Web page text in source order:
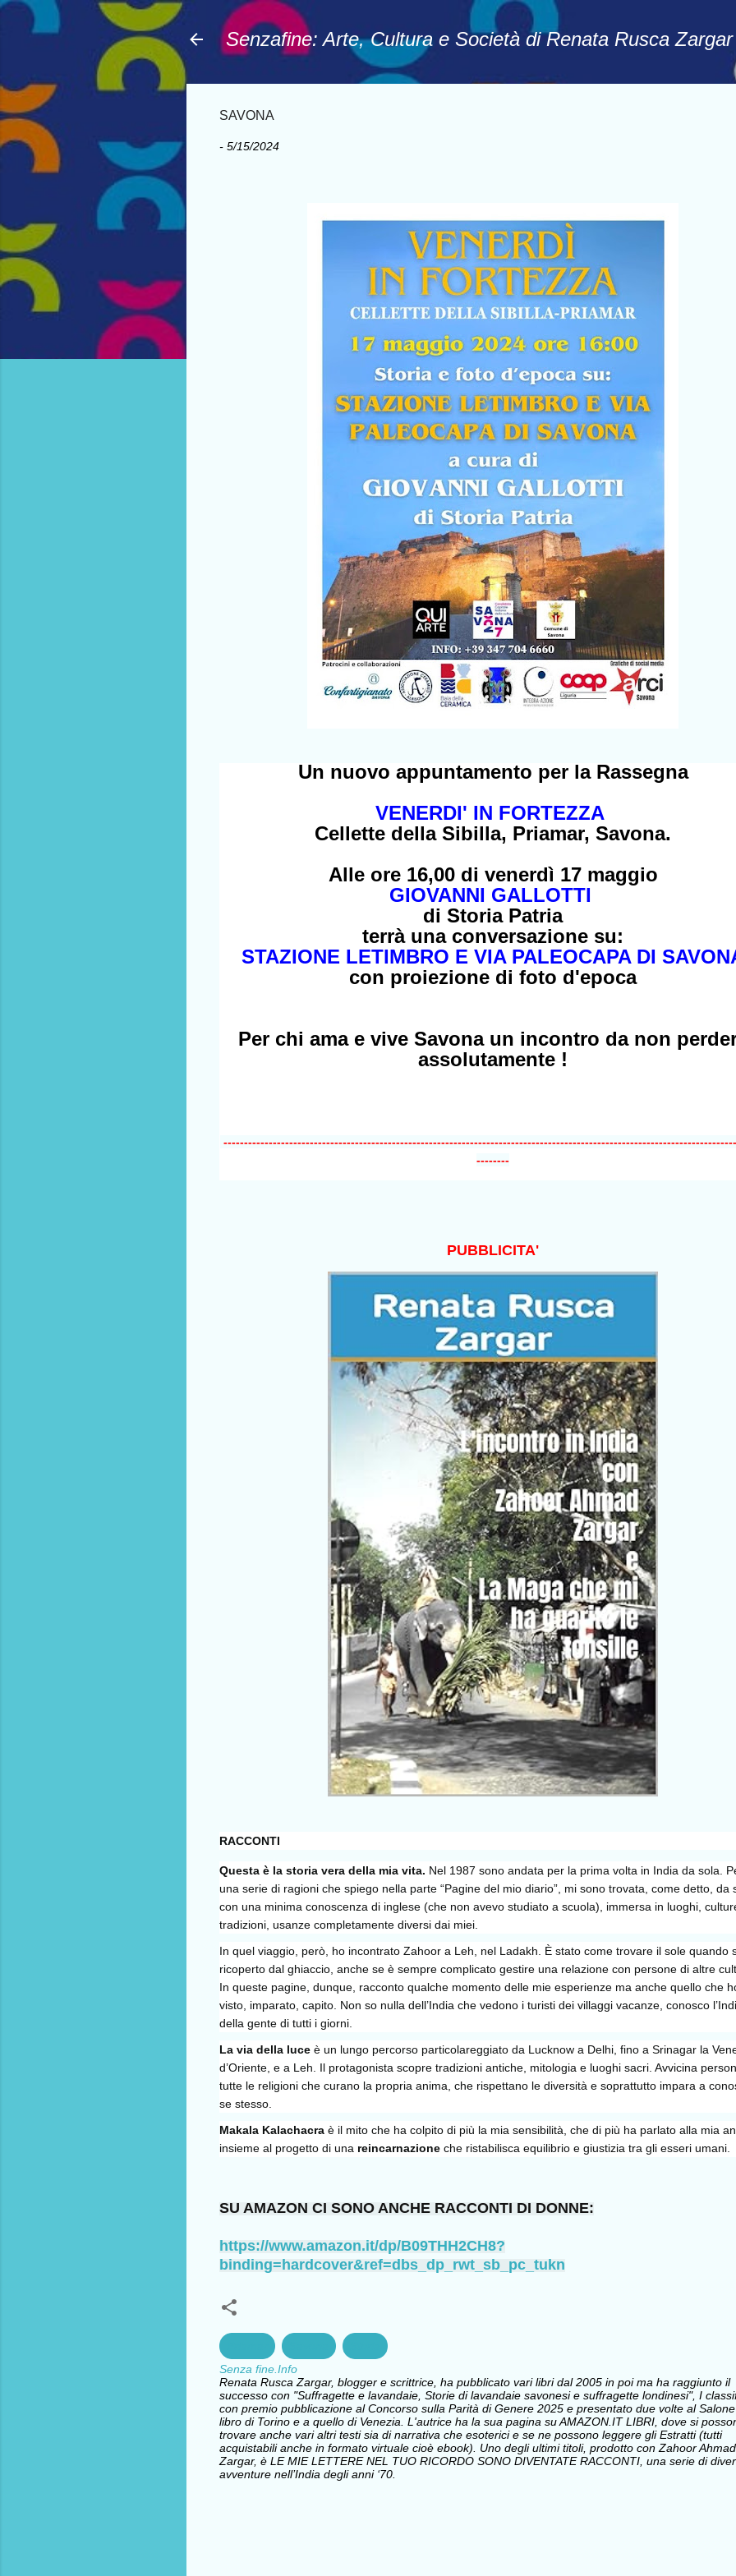
Senzafine: Arte, Cultura e Società di Renata Rusca Zargar
SAVONA
- 5/15/2024
Un nuovo appuntamento per la Rassegna
VENERDI' IN FORTEZZA
Cellette della Sibilla, Priamar, Savona.
Alle ore 16,00 di venerdì 17 maggio
GIOVANNI GALLOTTI
di Storia Patria
terrà una conversazione su:
STAZIONE LETIMBRO E VIA PALEOCAPA DI
con proiezione di foto d'epoca
Per chi ama e vive Savona un incontro da non
assolutamente !
--------
PUBBLICITA'
RACCONTI
Questa è la storia vera della mia vita. Nel 1987 sono andata per la prima volta in India da sola.
una serie di ragioni che spiego nella parte “Pagine del mio diario”, mi sono trovata, come detto, da
con una minima conoscenza di inglese (che non avevo studiato a scuola), immersa in luoghi,
tradizioni, usanze completamente diversi dai miei.
In quel viaggio, però, ho incontrato Zahoor a Leh, nel Ladakh. È stato come trovare il sole quando
ricoperto dal ghiaccio, anche se è sempre complicato gestire una relazione con persone di altre
In queste pagine, dunque, racconto qualche momento delle mie esperienze ma anche quello che
visto, imparato, capito. Non so nulla dell’India che vedono i turisti dei villaggi vacanze, conosco
della gente di tutti i giorni.
La via della luce è un lungo percorso particolareggiato da Lucknow a Delhi, fino a Srinagar la
d’Oriente, e a Leh. Il protagonista scopre tradizioni antiche, mitologia e luoghi sacri. Avvicina
tutte le religioni che curano la propria anima, che rispettano le diversità e soprattutto impara a
se stesso.
Makala Kalachacra è il mito che ha colpito di più la mia sensibilità, che di più ha parlato alla mia
insieme al progetto di una reincarnazione che ristabilisca equilibrio e giustizia tra gli esseri umani.
SU AMAZON CI SONO ANCHE RACCONTI DI DONNE:
https://www.amazon.it/dp/B09THH2CH8?
binding=hardcover&ref=dbs_dp_rwt_sb_pc_tukn
Senza fine.Info
Renata Rusca Zargar, blogger e scrittrice, ha pubblicato vari libri dal 2005 in poi ma ha raggiunto il
successo con "Suffragette e lavandaie, Storie di lavandaie savonesi e suffragette londinesi", I
con premio pubblicazione al Concorso sulla Parità di Genere 2025 e presentato due volte al
libro di Torino e a quello di Venezia. L'autrice ha la sua pagina su AMAZON.IT LIBRI, dove si
trovare anche vari altri testi sia di narrativa che esoterici e se ne possono leggere gli Estratti (tutti
acquistabili anche in formato virtuale cioè ebook). Uno degli ultimi titoli, prodotto con Zahoor Ahmad
Zargar, è LE MIE LETTERE NEL TUO RICORDO SONO DIVENTATE RACCONTI, una serie di
avventure nell’India degli anni ‘70.